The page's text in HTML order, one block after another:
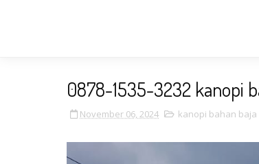
0878-1535-3232 kanopi
November 06, 2024 kanopi bahan